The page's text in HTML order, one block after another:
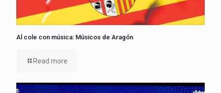
Al cole con música: Músicos de Aragón
Read more